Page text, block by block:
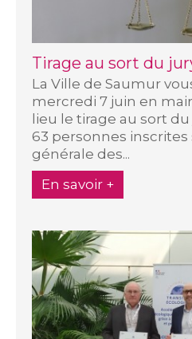
Tirage au sort du
La Ville de Saumur
mercredi 7 juin en
lieu le tirage au sort
63 personnes inscrites
générale des...
En savoir +